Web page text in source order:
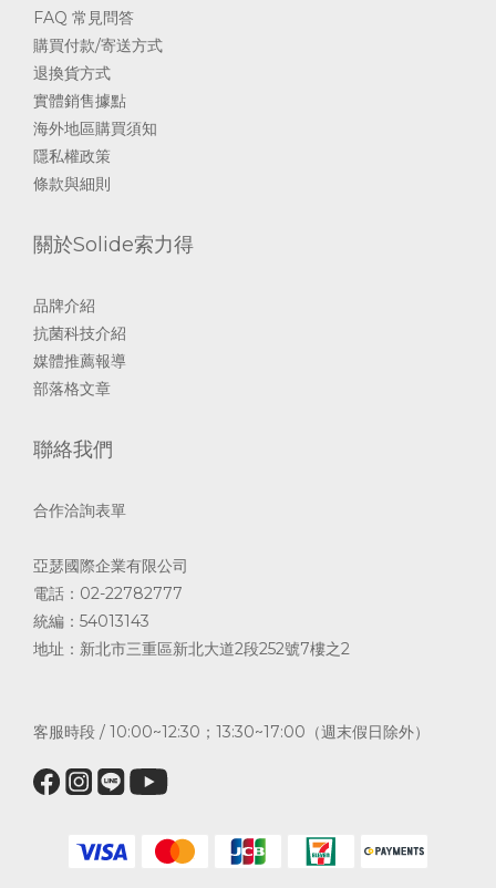
FAQ 常見問答
購買付款/寄送方式
退換貨方式
實體銷售據點
海外地區購買須知
隱私權政策
條款與細則
關於Solide索力得
品牌介紹
抗菌科技介紹
媒體推薦報導
部落格文章
聯絡我們
合作洽詢表單
亞瑟國際企業有限公司
電話：02-22782777
統編：54013143
地址：新北市三重區新北大道2段252號7樓之2
客服時段 / 10:00~12:30；13:30~17:00（週末假日除外）